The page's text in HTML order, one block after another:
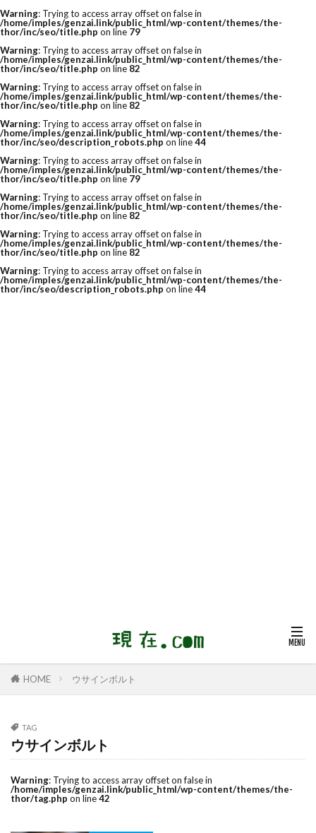
Warning: Trying to access array offset on false in
/home/imples/genzai.link/public_html/wp-content/themes/the-
thor/inc/seo/title.php on line 79
Warning: Trying to access array offset on false in
/home/imples/genzai.link/public_html/wp-content/themes/the-
thor/inc/seo/title.php on line 82
Warning: Trying to access array offset on false in
/home/imples/genzai.link/public_html/wp-content/themes/the-
thor/inc/seo/title.php on line 82
Warning: Trying to access array offset on false in
/home/imples/genzai.link/public_html/wp-content/themes/the-
thor/inc/seo/description_robots.php on line44
Warning: Trying to access array offset on false in
/home/imples/genzai.link/public_html/wp-content/themes/the-
thor/inc/seo/title.php on line 79
Warning: Trying to access array offset on false in
/home/imples/genzai.link/public_html/wp-content/themes/the-
thor/inc/seo/title.php on line 82
Warning: Trying to access array offset on false in
/home/imples/genzai.link/public_html/wp-content/themes/the-
thor/inc/seo/title.php on line 82
Warning: Trying to access array offset on false in
/home/imples/genzai.link/public_html/wp-content/themes/the-
thor/inc/seo/description_robots.php on line44
HOME ウサインボルト
TAG
ウサインボルト
Warning: Trying to access array offset on false in
/home/imples/genzai.link/public_html/wp-content/themes/the-
thor/tag.php on line42